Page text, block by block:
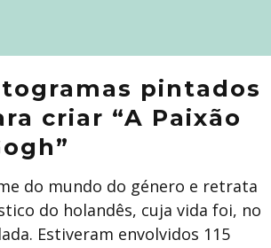
pintados
criar “A Paixão
do mundo do género e retrata
do holandês, cuja vida foi, no
Estiveram envolvidos 115